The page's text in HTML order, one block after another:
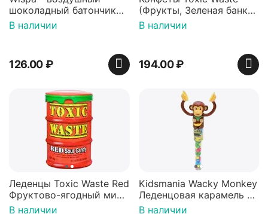
шоколадный батончик
36 гр
В наличии
126.00₽
(Фрукты, Зеленая банка,
42 гр).
В наличии
194.00₽
Леденцы Toxic Waste Red
Фруктово-ягодный микс
Красная банка 42 г,
В наличии
Kidsmania Wacky Monkey
Леденцовая карамель с
игрушкой Ваки Манки
В наличии